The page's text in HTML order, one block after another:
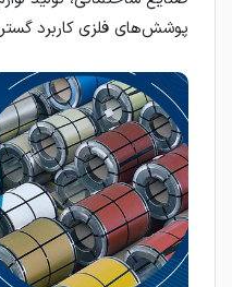
پوشش‌های فلزی کاربرد